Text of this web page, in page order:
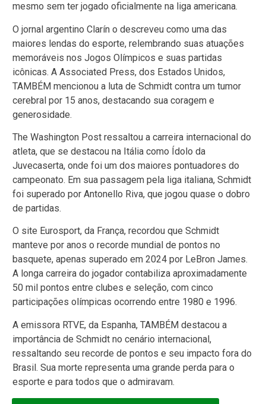
mesmo sem ter jogado oficialmente na liga americana.
O jornal argentino Clarín o descreveu como uma das
maiores lendas do esporte, relembrando suas atuações
memoráveis nos Jogos Olímpicos e suas partidas
icônicas. A Associated Press, dos Estados Unidos,
TAMBÉM mencionou a luta de Schmidt contra um tumor
cerebral por 15 anos, destacando sua coragem e
generosidade.
The Washington Post ressaltou a carreira internacional do
atleta, que se destacou na Itália como Ídolo da
Juvecaserta, onde foi um dos maiores pontuadores do
campeonato. Em sua passagem pela liga italiana, Schmidt
foi superado por Antonello Riva, que jogou quase o dobro
de partidas.
O site Eurosport, da França, recordou que Schmidt
manteve por anos o recorde mundial de pontos no
basquete, apenas superado em 2024 por LeBron James.
A longa carreira do jogador contabiliza aproximadamente
50 mil pontos entre clubes e seleção, com cinco
participações olímpicas ocorrendo entre 1980 e 1996.
A emissora RTVE, da Espanha, TAMBÉM destacou a
importância de Schmidt no cenário internacional,
ressaltando seu recorde de pontos e seu impacto fora do
Brasil. Sua morte representa uma grande perda para o
esporte e para todos que o admiravam.